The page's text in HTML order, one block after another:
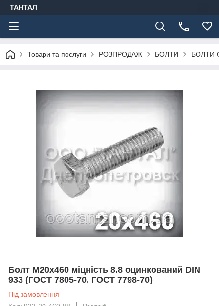
ТАНТАЛ
Товари та послуги РОЗПРОДАЖ БОЛТИ БОЛТИ
Болт М20х460 міцність 8.8 оцинкований DIN
933 (ГОСТ 7805-70, ГОСТ 7798-70)
Під замовлення